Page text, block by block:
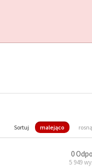
Sortuj malejąco
0
5 949